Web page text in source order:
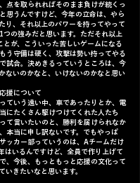
点を取られればそのまま負けが続くっ
思うんですけど、今年の立命は、やら
り、それ以上のパワーを持ってやって
つの強みだと思います。ただそれ以上
とが、こういった苦しいゲームになる
う守備は硬く、攻撃は勢い持ってやる
試合。決めきるっていうところは、今
ないのかなと、いけないのかなと思い
援について
ていう遠い中、車であったりとか、電
にたくさん駆けつけてくれた人たち
て言いたいのと、勝利を届けられなか
本当に申し訳ないです。でもやっぱ
ッカー部っていうのは、Aチームだけ
はいるんですけど、全員で作り上げて
、今後、もっともっと応援の文化って
いきたいなと思います。